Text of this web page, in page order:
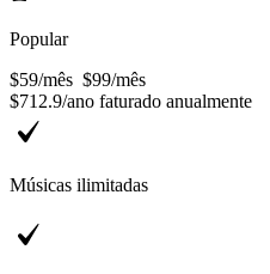
Popular
$59/mês $99/mês
$712.9/ano faturado anualmente
Músicas ilimitadas